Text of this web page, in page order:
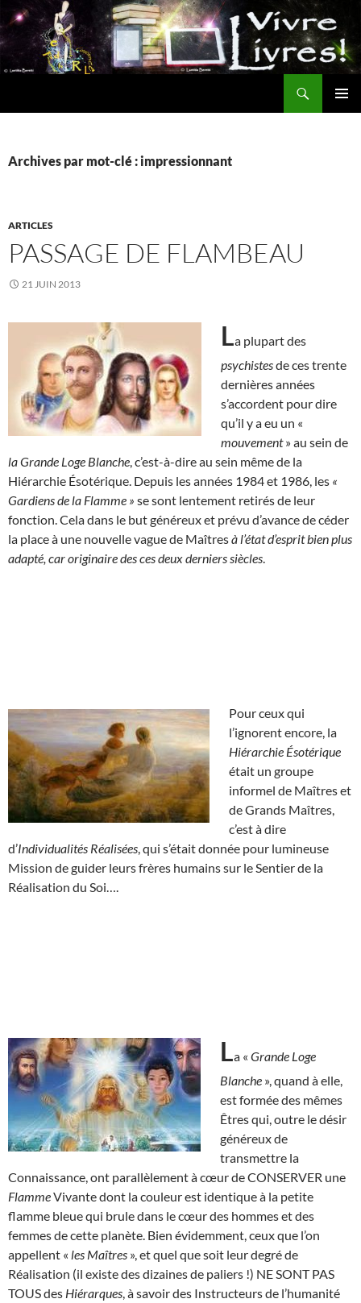
Aller
au
contenu
Archives par mot-clé : impressionnant
ARTICLES
PASSAGE DE FLAMBEAU
21 JUIN 2013
La plupart des
psychistesde ces trente
dernières années
s’accordent pour dire
qu’il y a eu un «
mouvement» au sein de
la Grande Loge Blanche , c’est-à-dire au sein même de la
Hiérarchie Ésotérique. Depuis les années 1984 et 1986, les «
Gardiens de la Flamme » se sont lentement retirés de leur
fonction. Cela dans le but généreux et prévu d’avance de céder
la place à une nouvelle vague de Maîtresà l’état d’esprit bien plus
adapté, car originaire des ces deux derniers siècles
Pour ceux qui
l’ignorent encore, la
Hiérarchie Ésotérique
était un groupe
informel de Maîtres et
de Grands Maîtres,
c’est à dire
d’Individualités Réalisées , qui s’était donnée pour lumineuse
Mission de guider leurs frères humains sur le Sentier de la
Réalisation du Soi….
La « Grande Loge
Blanche », quand à elle,
est formée des mêmes
Êtres qui, outre le désir
généreux de
transmettre la
Connaissance, ont parallèlement à cœur de CONSERVER une
FlammeVivante dont la couleur est identique à la petite
flamme bleue qui brule dans le cœur des hommes et des
femmes de cette planète. Bien évidemment, ceux que l’on
appellent « les Maîtres », et quel que soit leur degré de
Réalisation (il existe des dizaines de paliers !) NE SONT PAS
TOUS des Hiérarques , à savoir des Instructeurs de l’humanité